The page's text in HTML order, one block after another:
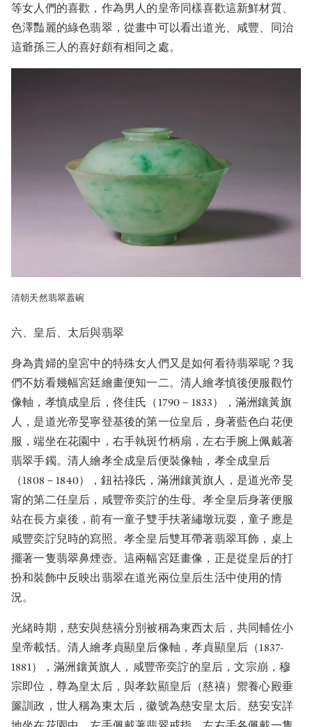
等女人們的喜歡，作為男人的皇帝同樣喜歡這新鮮材質、
色澤豔麗的綠色翡翠，從畫中可以看出道光、咸豐、同治
這爺孫三人的喜好頗有相同之處。
清朝天然翡翠蓋碗
六、皇后、太后與翡翠
身為貴婦的皇宮中的特殊女人們又是如何看待翡翠呢？我
們不妨看幾幅宮廷繪畫便知一二。清人繪孝慎後便服觀竹
像軸，孝慎成皇后，佟佳氏（1790－1833），滿洲鑲黃旗
人，是道光帝旻寧登基後的第一位皇后，身著藍色白花便
服，端坐在花園中，右手執斑竹柄扇，左右手腕上佩戴著
翡翠手鐲。清人繪孝全成皇后便裝像軸，孝全成皇后
（1808－1840），鈕祜祿氏，滿洲鑲黃旗人，是道光帝旻
甯的第二任皇后，咸豐帝奕詝的生母。孝全皇后身著便服
站在長方桌後，前有一童子雙手扶著繡墩玩耍，童子應是
咸豐奕詝兒時的寫照。孝全皇后雙耳帶著翡翠耳飾，桌上
擺著一隻翡翠鼻煙壺。這兩幅宮廷畫像，正是從皇后的打
扮和裝飾中反映出翡翠在道光兩位皇后生活中使用的情
況。
光緒時期，慈安與慈禧分別被稱為東西太后，共同輔佐小
皇帝載恬。清人繪孝貞顯皇后像軸，孝貞顯皇后（1837-
1881），滿洲鑲黃旗人，咸豐帝奕詝的皇后，文宗崩，穆
宗即位，尊為皇太后，與孝欽顯皇后（慈禧）禦養心殿垂
簾訓政，世人稱為東太后，徽號為慈安皇太后。慈安安詳